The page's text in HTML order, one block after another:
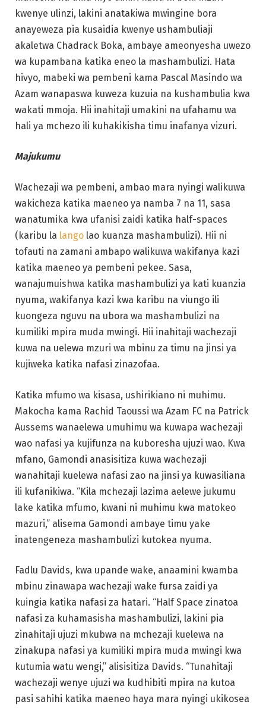
kwenye ulinzi, lakini anatakiwa mwingine bora
anayeweza pia kusaidia kwenye ushambuliaji
akaletwa Chadrack Boka, ambaye ameonyesha uwezo
wa kupambana katika eneo la mashambulizi. Hata
hivyo, mabeki wa pembeni kama Pascal Masindo wa
Azam wanapaswa kuweza kuzuia na kushambulia kwa
wakati mmoja. Hii inahitaji umakini na ufahamu wa
hali ya mchezo ili kuhakikisha timu inafanya vizuri.
Majukumu
Wachezaji wa pembeni, ambao mara nyingi walikuwa
wakicheza katika maeneo ya namba 7 na 11, sasa
wanatumika kwa ufanisi zaidi katika half-spaces
(karibu la lango lao kuanza mashambulizi). Hii ni
tofauti na zamani ambapo walikuwa wakifanya kazi
katika maeneo ya pembeni pekee. Sasa,
wanajumuishwa katika mashambulizi ya kati kuanzia
nyuma, wakifanya kazi kwa karibu na viungo ili
kuongeza nguvu na ubora wa mashambulizi na
kumiliki mpira muda mwingi. Hii inahitaji wachezaji
kuwa na uelewa mzuri wa mbinu za timu na jinsi ya
kujiweka katika nafasi zinazofaa.
Katika mfumo wa kisasa, ushirikiano ni muhimu.
Makocha kama Rachid Taoussi wa Azam FC na Patrick
Aussems wanaelewa umuhimu wa kuwapa wachezaji
wao nafasi ya kujifunza na kuboresha ujuzi wao. Kwa
mfano, Gamondi anasisitiza kuwa wachezaji
wanahitaji kuelewa nafasi zao na jinsi ya kuwasiliana
ili kufanikiwa. “Kila mchezaji lazima aelewe jukumu
lake katika mfumo, kwani ni muhimu kwa matokeo
mazuri,” alisema Gamondi ambaye timu yake
inatengeneza mashambulizi kutokea nyuma.
Fadlu Davids, kwa upande wake, anaamini kwamba
mbinu zinawapa wachezaji wake fursa zaidi ya
kuingia katika nafasi za hatari. “Half Space zinatoa
nafasi za kuhamasisha mashambulizi, lakini pia
zinahitaji ujuzi mkubwa na mchezaji kuelewa na
zinakupa nafasi ya kumiliki mpira muda mwingi kwa
kutumia watu wengi,” alisisitiza Davids. “Tunahitaji
wachezaji wenye ujuzi wa kudhibiti mpira na kutoa
pasi sahihi katika maeneo haya mara nyingi ukikosea